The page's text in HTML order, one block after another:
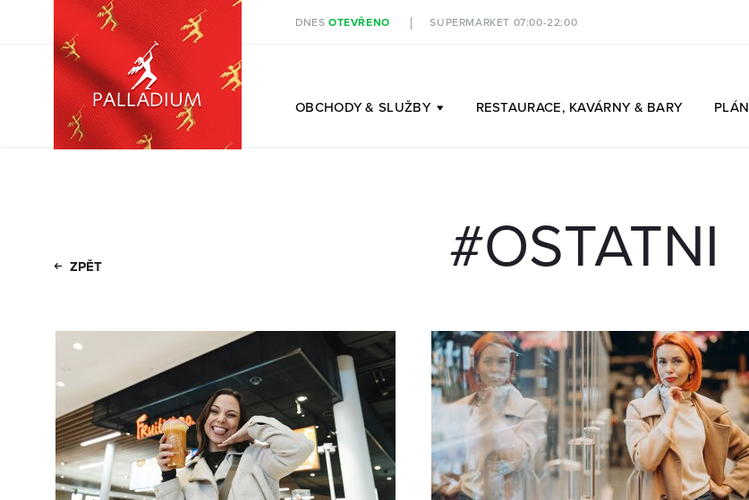
DNES OTEVŘENO SUPERMARKET 07:00-22:00
CS
OBCHODY& SLUŽBY RESTAURACE, KAVÁRNY & BARY PLÁN
ZPĚT #OSTATNI